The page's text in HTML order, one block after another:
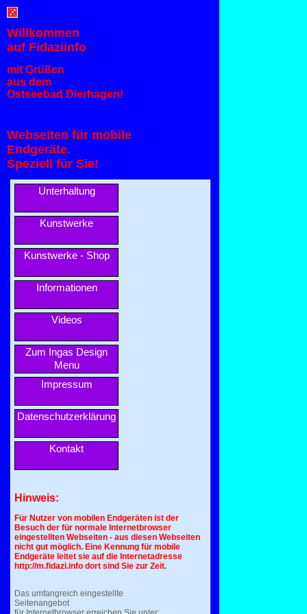
Willkommen
auf Fidaziinfo
mit Grüßen
aus dem
Ostseebad Dierhagen!
Webseiten für mobile
Endgeräte.
Speziell für Sie!
Unterhaltung
Kunstwerke
Kunstwerke - Shop
Informationen
Videos
Zum Ingas Design
Menu
Impressum
Datenschutzerklärung
Kontakt
Hinweis:
Für Nutzer von mobilen Endgeräten ist der
Besuch der für normale Internetbrowser
eingestellten Webseiten - aus diesen Webseiten
nicht gut möglich. Eine Kennung für mobile
Endgeräte leitet sie auf die Internetadresse
http://m.fidazi.info dort sind Sie zur Zeit.
Das umfangreich eingestellte
Seitenangebot